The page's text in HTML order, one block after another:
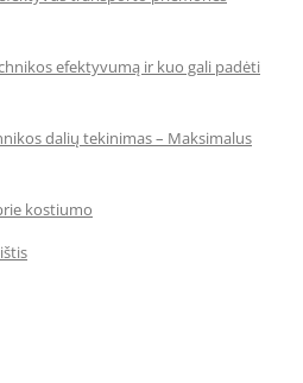
efektyvumą ir kuo gali padėti
dalių tekinimas – Maksimalus
kostiumo